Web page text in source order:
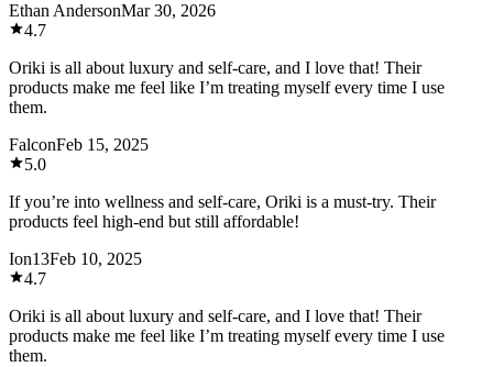
Ethan AndersonMar 30, 2026
4.7
Oriki is all about luxury and self-care, and I love that! Their
products make me feel like I’m treating myself every time I use
them.
FalconFeb 15, 2025
5.0
If you’re into wellness and self-care, Oriki is a must-try. Their
products feel high-end but still affordable!
Ion13Feb 10, 2025
4.7
Oriki is all about luxury and self-care, and I love that! Their
products make me feel like I’m treating myself every time I use
them.